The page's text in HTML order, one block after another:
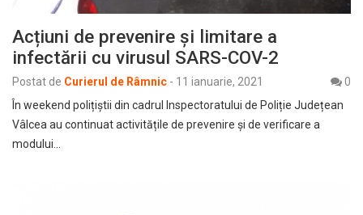
Acțiuni de prevenire și limitare a
infectării cu virusul SARS-COV-2
Postat de Curierul de Râmnic - 11 ianuarie, 2021
0
În weekend polițiștii din cadrul Inspectoratului de Poliție Județean
Vâlcea au continuat activitățile de prevenire și de verificare a
modului…